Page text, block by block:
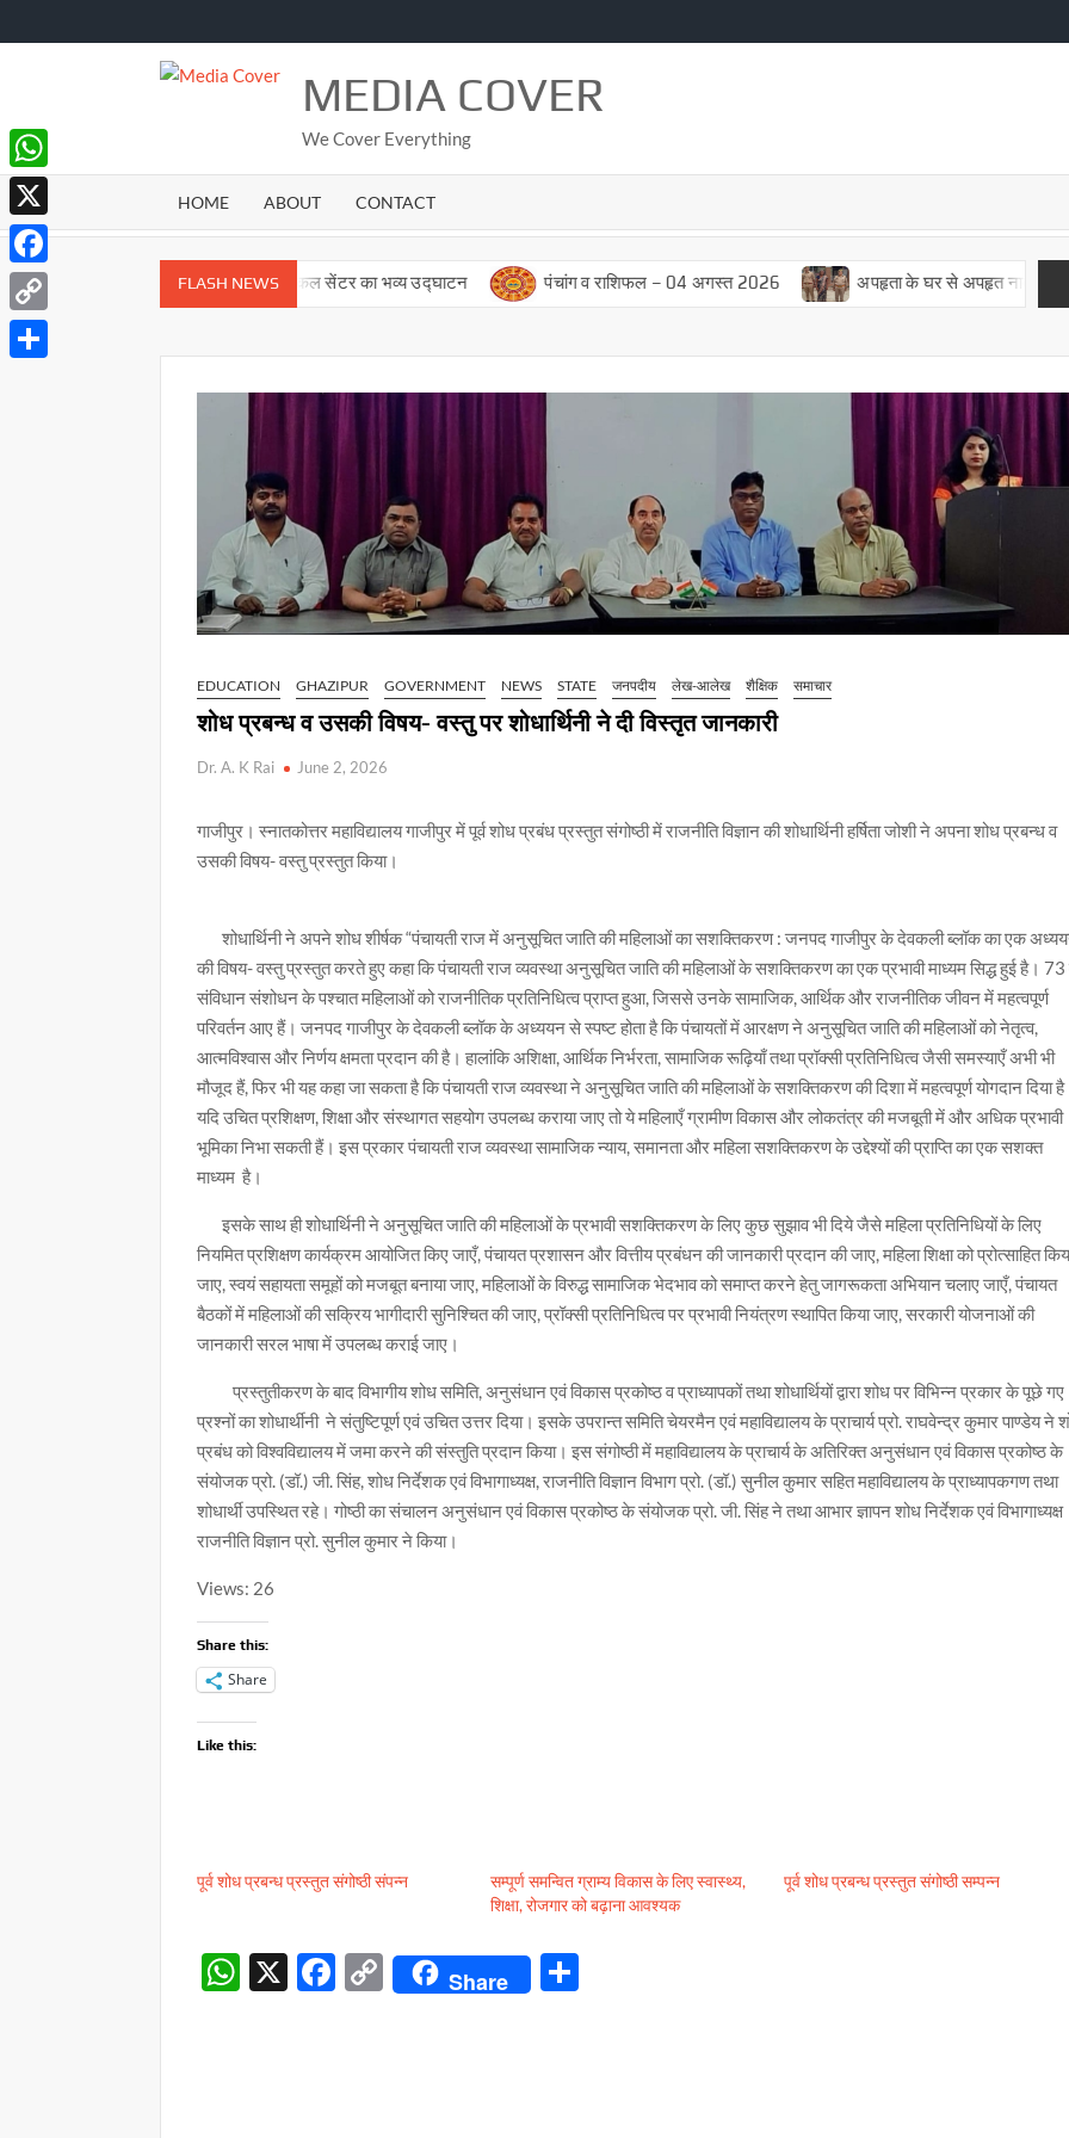
to
MEDIA COVER
We Cover Everything
HOME ABOUT CONTACT
FLASH NEWS
नये अस्पताल एवं सर्जिकल सेंटर का भव्य उद्घाटन पंचांग व राशिफल – 04 अगस्त 2026 अपहृता के घर से अपहृत नाबालिक बालिका
EDUCATION GHAZIPUR GOVERNMENT NEWS STATE जनपदीय लेख-आलेख शैक्षिक समाचार
शोध प्रबन्ध व उसकी विषय- वस्तु पर शोधार्थिनी ने दी विस्तृत जानकारी
Dr. A. K Rai June 2, 2026
गाजीपुर। स्नातकोत्तर महाविद्यालय गाजीपुर में पूर्व शोध प्रबंध प्रस्तुत संगोष्ठी में राजनीति विज्ञान की शोधार्थिनी हर्षिता जोशी ने अपना शोध प्रबन्ध व
उसकी विषय- वस्तु प्रस्तुत किया।
शोधार्थिनी ने अपने शोध शीर्षक “पंचायती राज में अनुसूचित जाति की महिलाओं का सशक्तिकरण : जनपद गाजीपुर के देवकली ब्लॉक का एक
की विषय- वस्तु प्रस्तुत करते हुए कहा कि पंचायती राज व्यवस्था अनुसूचित जाति की महिलाओं के सशक्तिकरण का एक प्रभावी माध्यम सिद्ध हुई है। 73
संविधान संशोधन के पश्चात महिलाओं को राजनीतिक प्रतिनिधित्व प्राप्त हुआ, जिससे उनके सामाजिक, आर्थिक और राजनीतिक जीवन में महत्वपूर्ण
परिवर्तन आए हैं। जनपद गाजीपुर के देवकली ब्लॉक के अध्ययन से स्पष्ट होता है कि पंचायतों में आरक्षण ने अनुसूचित जाति की महिलाओं को नेतृत्व,
आत्मविश्वास और निर्णय क्षमता प्रदान की है। हालांकि अशिक्षा, आर्थिक निर्भरता, सामाजिक रूढ़ियाँ तथा प्रॉक्सी प्रतिनिधित्व जैसी समस्याएँ अभी भी
मौजूद हैं, फिर भी यह कहा जा सकता है कि पंचायती राज व्यवस्था ने अनुसूचित जाति की महिलाओं के सशक्तिकरण की दिशा में महत्वपूर्ण योगदान दिया
यदि उचित प्रशिक्षण, शिक्षा और संस्थागत सहयोग उपलब्ध कराया जाए तो ये महिलाएँ ग्रामीण विकास और लोकतंत्र की मजबूती में और अधिक प्रभावी
भूमिका निभा सकती हैं। इस प्रकार पंचायती राज व्यवस्था सामाजिक न्याय, समानता और महिला सशक्तिकरण के उद्देश्यों की प्राप्ति का एक सशक्त
माध्यम है।
इसके साथ ही शोधार्थिनी ने अनुसूचित जाति की महिलाओं के प्रभावी सशक्तिकरण के लिए कुछ सुझाव भी दिये जैसे महिला प्रतिनिधियों के लिए
नियमित प्रशिक्षण कार्यक्रम आयोजित किए जाएँ, पंचायत प्रशासन और वित्तीय प्रबंधन की जानकारी प्रदान की जाए, महिला शिक्षा को प्रोत्साहित
जाए, स्वयं सहायता समूहों को मजबूत बनाया जाए, महिलाओं के विरुद्ध सामाजिक भेदभाव को समाप्त करने हेतु जागरूकता अभियान चलाए जाएँ, पंचायत
बैठकों में महिलाओं की सक्रिय भागीदारी सुनिश्चित की जाए, प्रॉक्सी प्रतिनिधित्व पर प्रभावी नियंत्रण स्थापित किया जाए, सरकारी योजनाओं की
जानकारी सरल भाषा में उपलब्ध कराई जाए।
प्रस्तुतीकरण के बाद विभागीय शोध समिति, अनुसंधान एवं विकास प्रकोष्ठ व प्राध्यापकों तथा शोधार्थियों द्वारा शोध पर विभिन्न प्रकार के पूछे गए
प्रश्नों का शोधार्थीनी ने संतुष्टिपूर्ण एवं उचित उत्तर दिया। इसके उपरान्त समिति चेयरमैन एवं महाविद्यालय के प्राचार्य प्रो. राघवेन्द्र कुमार पाण्डेय ने
प्रबंध को विश्वविद्यालय में जमा करने की संस्तुति प्रदान किया। इस संगोष्ठी में महाविद्यालय के प्राचार्य के अतिरिक्त अनुसंधान एवं विकास प्रकोष्ठ के
संयोजक प्रो. (डॉ.) जी. सिंह, शोध निर्देशक एवं विभागाध्यक्ष, राजनीति विज्ञान विभाग प्रो. (डॉ.) सुनील कुमार सहित महाविद्यालय के प्राध्यापकगण तथा
शोधार्थी उपस्थित रहे। गोष्ठी का संचालन अनुसंधान एवं विकास प्रकोष्ठ के संयोजक प्रो. जी. सिंह ने तथा आभार ज्ञापन शोध निर्देशक एवं विभागाध्यक्ष
राजनीति विज्ञान प्रो. सुनील कुमार ने किया।
Views: 26
Share this:
Share
Like this:
पूर्व शोध प्रबन्ध प्रस्तुत संगोष्ठी संपन्न
सम्पूर्ण समन्वित ग्राम्य विकास के लिए स्वास्थ्य,
शिक्षा, रोजगार को बढ़ाना आवश्यक
पूर्व शोध प्रबन्ध प्रस्तुत संगोष्ठी सम्पन्न
W X
F
C
o
Share
WhatsApp
X
Facebook
Copy